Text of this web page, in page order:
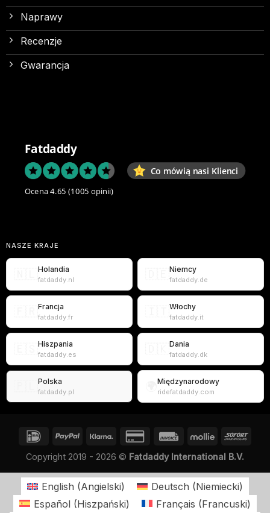
Naprawy
Recenzje
Gwarancja
Fatdaddy
Co mówią nasi Klienci
Ocena 4.65 (1005 opinii)
NASZE KRAJE
Holandia
fatdaddy.nl
Niemcy
fatdaddy.de
Francja
fatdaddy.fr
Włochy
fatdaddy.it
Hiszpania
fatdaddy.es
Dania
fatdaddy.dk
Polska
fatdaddy.pl
Międzynarodowy
ridefatdaddy.com
Copyright 2019 - 2026 © Fatdaddy International B.V.
English (Angielski) Deutsch (Niemiecki)
Español (Hiszpański) Français (Francuski)